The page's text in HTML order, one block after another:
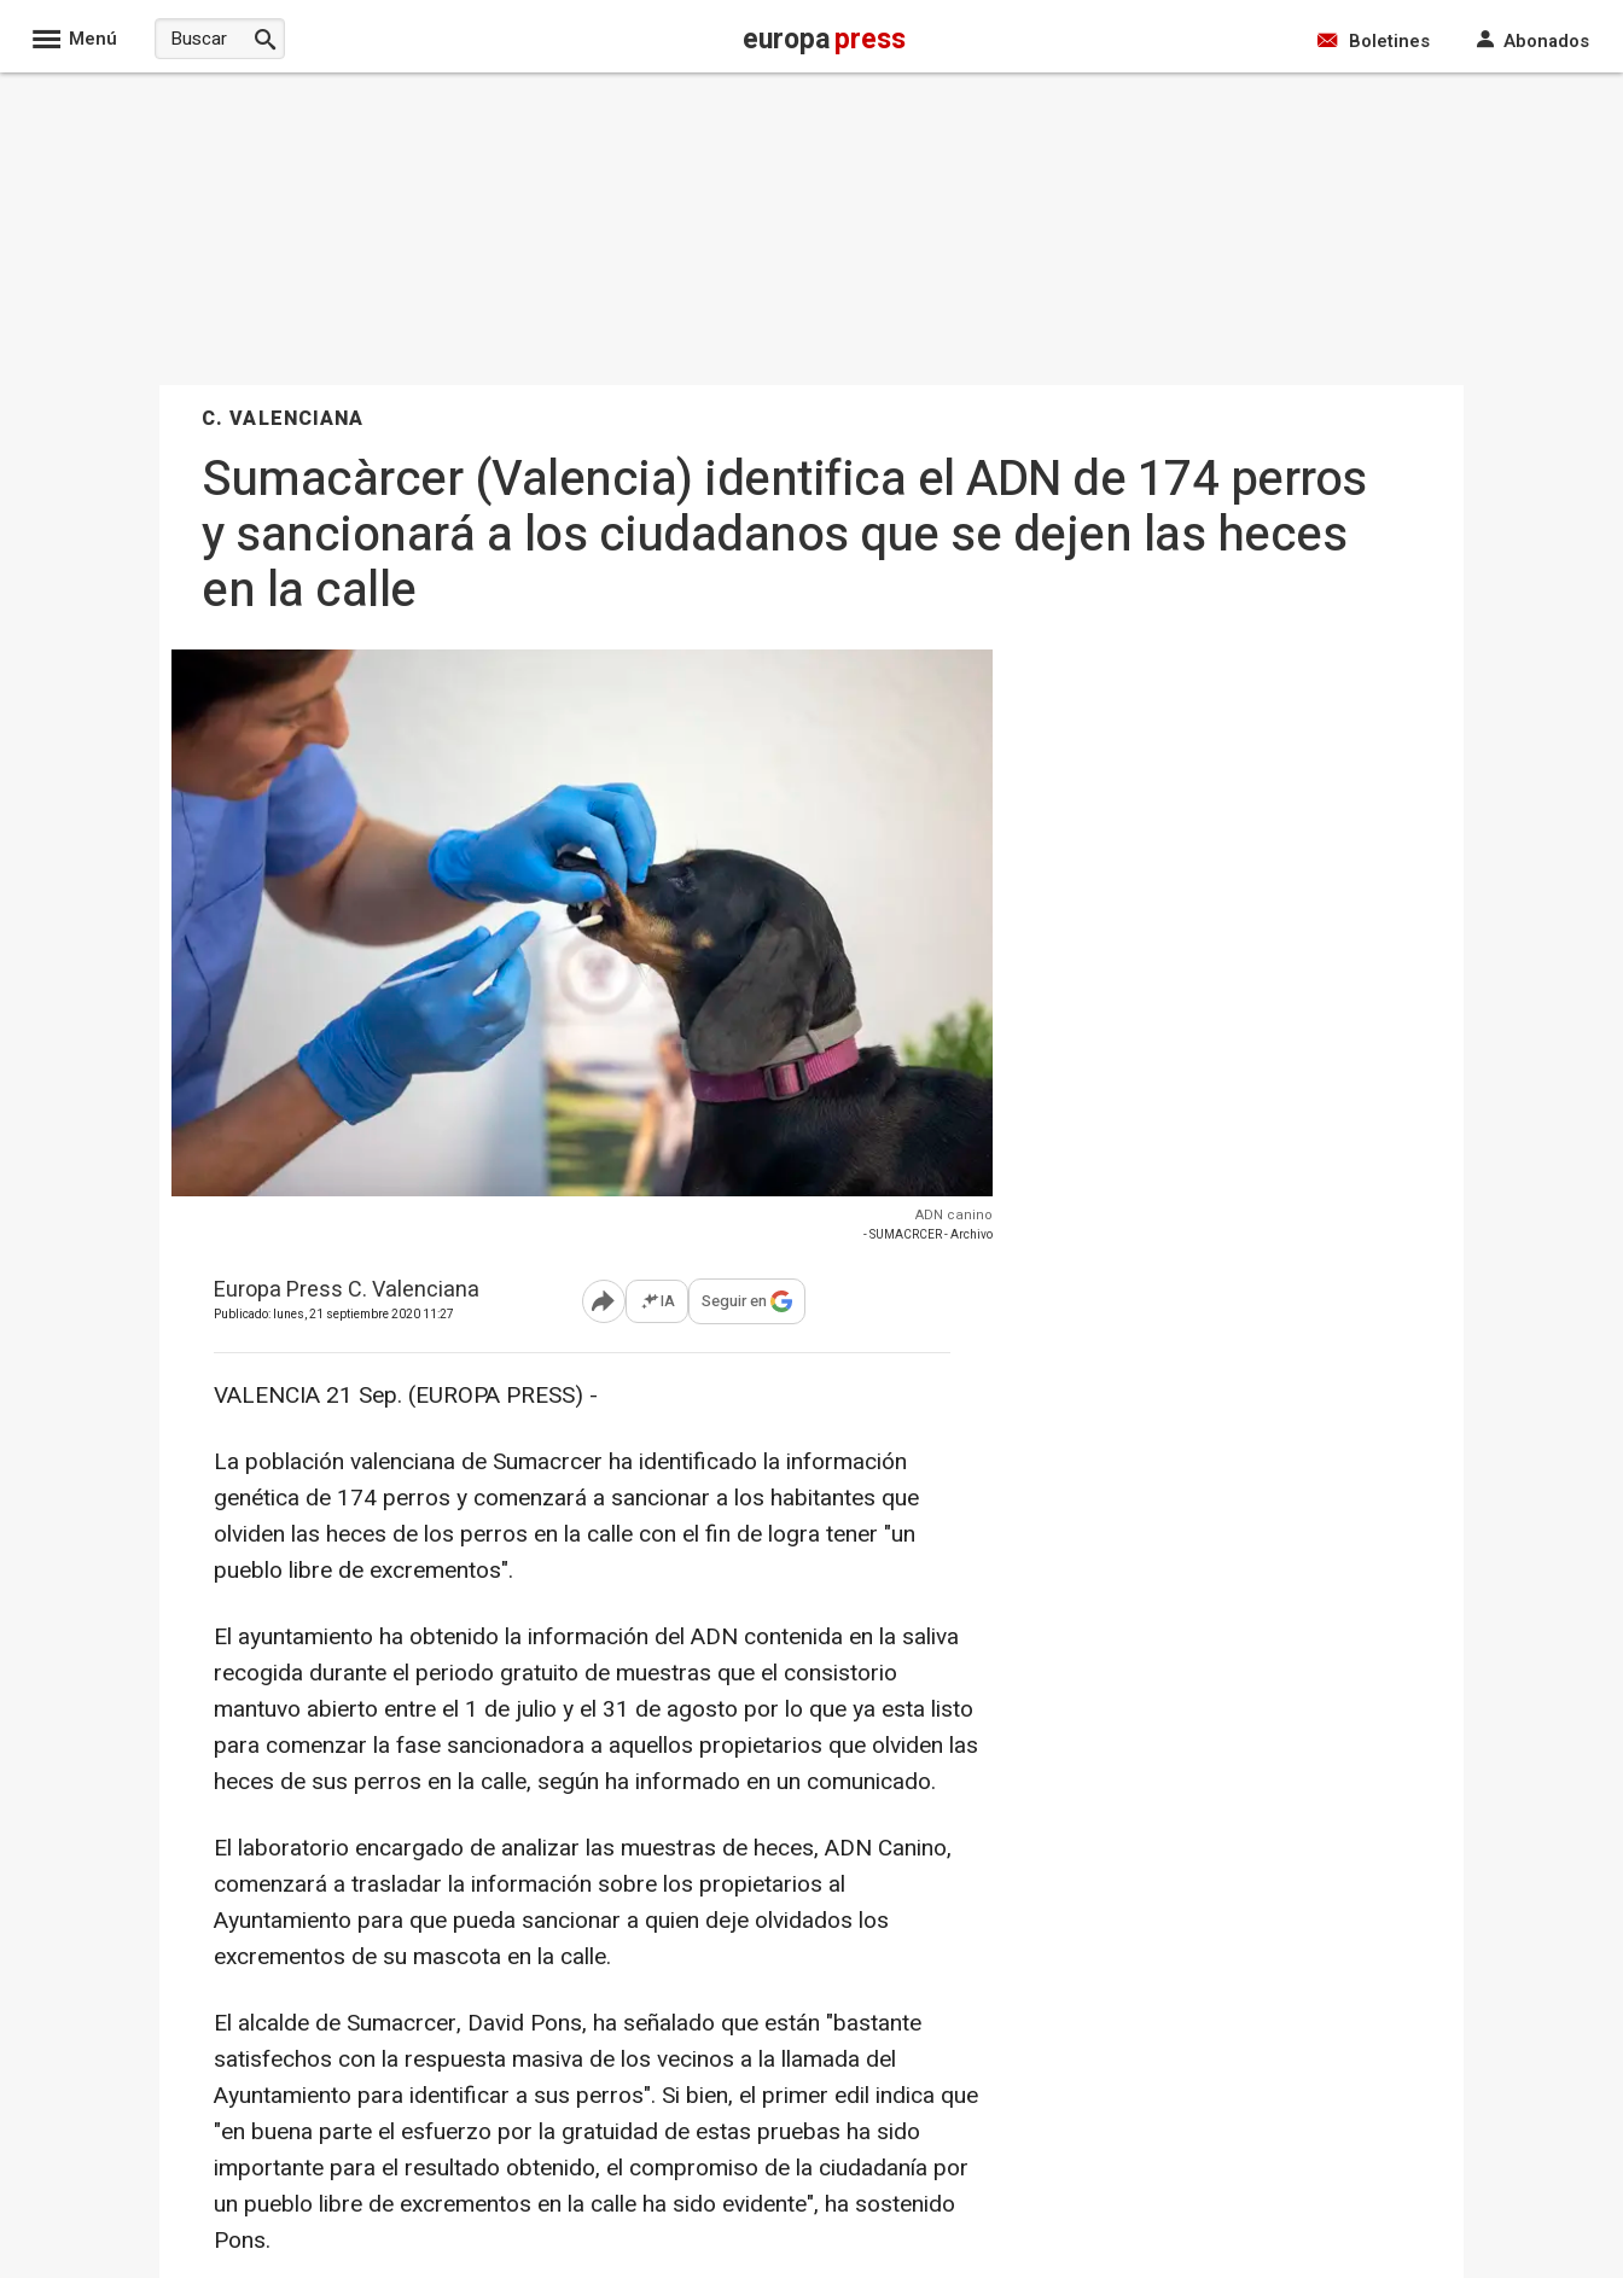
Menú europapress Boletines Abonados
C. VALENCIANA
Sumacàrcer (Valencia) identifica el ADN de 174 perros
y sancionará a los ciudadanos que se dejen las heces
en la calle
ADN canino
- SUMACRCER - Archivo
Europa Press C. Valenciana
Publicado: lunes, 21 septiembre 2020 11:27 Abrir opciones para compartir
IA Seguir en
VALENCIA 21 Sep. (EUROPA PRESS) -
La población valenciana de Sumacrcer ha identificado la información
genética de 174 perros y comenzará a sancionar a los habitantes que
olviden las heces de los perros en la calle con el fin de logra tener "un
pueblo libre de excrementos".
El ayuntamiento ha obtenido la información del ADN contenida en la saliva
recogida durante el periodo gratuito de muestras que el consistorio
mantuvo abierto entre el 1 de julio y el 31 de agosto por lo que ya esta listo
para comenzar la fase sancionadora a aquellos propietarios que olviden las
heces de sus perros en la calle, según ha informado en un comunicado.
El laboratorio encargado de analizar las muestras de heces, ADN Canino,
comenzará a trasladar la información sobre los propietarios al
Ayuntamiento para que pueda sancionar a quien deje olvidados los
excrementos de su mascota en la calle.
El alcalde de Sumacrcer, David Pons, ha señalado que están "bastante
satisfechos con la respuesta masiva de los vecinos a la llamada del
Ayuntamiento para identificar a sus perros". Si bien, el primer edil indica que
"en buena parte el esfuerzo por la gratuidad de estas pruebas ha sido
importante para el resultado obtenido, el compromiso de la ciudadanía por
un pueblo libre de excrementos en la calle ha sido evidente", ha sostenido
Pons.